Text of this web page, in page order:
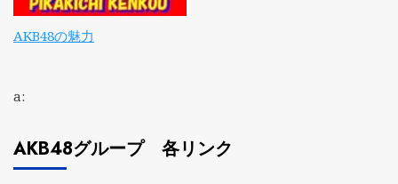
AKB48の魅力
a:
AKB48グループ 各リンク